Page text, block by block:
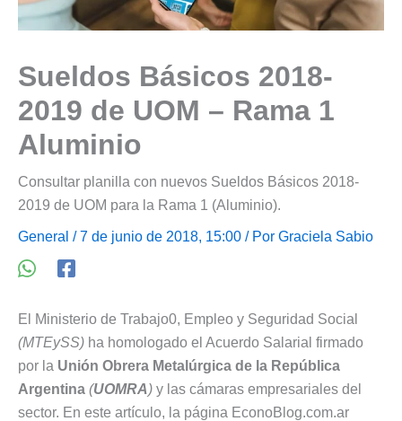
Sueldos Básicos 2018-
2019 de UOM – Rama 1
Aluminio
Consultar planilla con nuevos Sueldos Básicos 2018-
2019 de UOM para la Rama 1 (Aluminio).
General / 7 de junio de 2018, 15:00 / Por Graciela Sabio
El Ministerio de Trabajo0, Empleo y Seguridad Social
(MTEySS) ha homologado el Acuerdo Salarial firmado
por la Unión Obrera Metalúrgica de la República
Argentina (UOMRA) y las cámaras empresariales del
sector. En este artículo, la página EconoBlog.com.ar